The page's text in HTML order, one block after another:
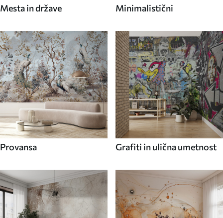
Mesta in države Minimalistični
Provansa Grafiti in ulična umetnost